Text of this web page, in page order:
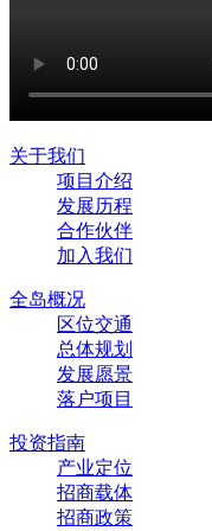
关于我们
项目介绍
发展历程
合作伙伴
加入我们
全岛概况
区位交通
总体规划
发展愿景
落户项目
投资指南
产业定位
招商载体
招商政策